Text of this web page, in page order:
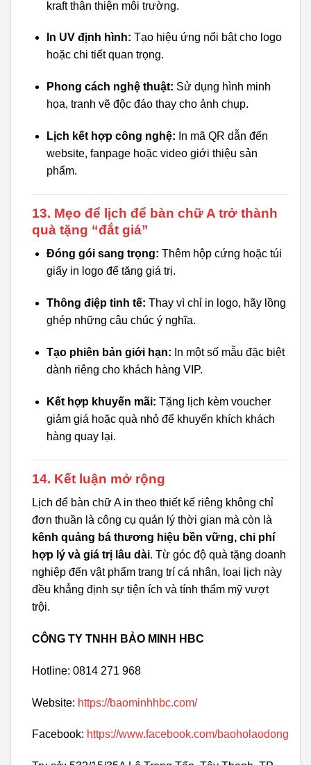
kraft thân thiện môi trường.
In UV định hình: Tạo hiệu ứng nổi bật cho logo
hoặc chi tiết quan trọng.
Phong cách nghệ thuật: Sử dụng hình minh
họa, tranh vẽ độc đáo thay cho ảnh chụp.
Lịch kết hợp công nghệ: In mã QR dẫn đến
website, fanpage hoặc video giới thiệu sản
phẩm.
13. Mẹo để lịch để bàn chữ A trở thành
quà tặng “đắt giá”
Đóng gói sang trọng: Thêm hộp cứng hoặc túi
giấy in logo để tăng giá trị.
Thông điệp tinh tế: Thay vì chỉ in logo, hãy lồng
ghép những câu chúc ý nghĩa.
Tạo phiên bản giới hạn: In một số mẫu đặc biệt
dành riêng cho khách hàng VIP.
Kết hợp khuyến mãi: Tặng lịch kèm voucher
giảm giá hoặc quà nhỏ để khuyến khích khách
hàng quay lại.
14. Kết luận mở rộng
Lịch để bàn chữ A in theo thiết kế riêng không chỉ
đơn thuần là công cụ quản lý thời gian mà còn là
kênh quảng bá thương hiệu bền vững, chi phí
hợp lý và giá trị lâu dài. Từ góc độ quà tặng doanh
nghiệp đến vật phẩm trang trí cá nhân, loại lịch này
đều khẳng định sự tiện ích và tính thẩm mỹ vượt
trội.
CÔNG TY TNHH BẢO MINH HBC
Hotline: 0814 271 968
Website: https://baominhhbc.com/
Facebook: https://www.facebook.com/baoholaodong